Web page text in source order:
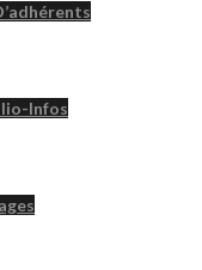
Infos